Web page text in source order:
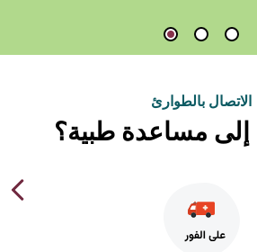
بالطوارئ
مساعدة طبية؟